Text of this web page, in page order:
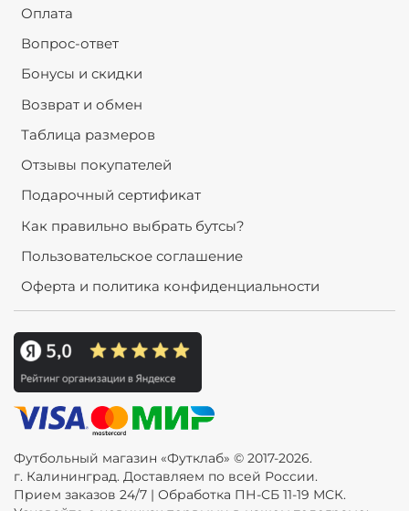
Оплата
Вопрос-ответ
Бонусы и скидки
Возврат и обмен
Таблица размеров
Отзывы покупателей
Подарочный сертификат
Как правильно выбрать бутсы?
Пользовательское соглашение
Оферта и политика конфиденциальности
Футбольный магазин «Футклаб» © 2017-2026.
г. Калининград. Доставляем по всей России.
Прием заказов 24/7 | Обработка ПН-СБ 11-19 МСК.